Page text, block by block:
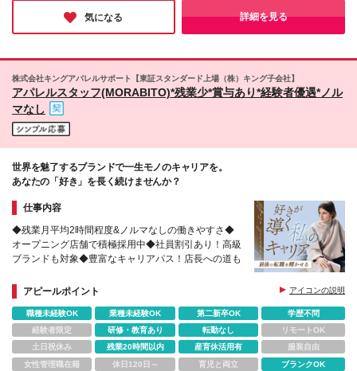
応じます。 〈本社〉 〒150-0021 東京都渋⾕区東3-
入する今からスタートしたら、ブランドやお店と共に自分自身も
大きく成長していけそうだと感じました。
気になる 詳細を見る
株式会社キングアパレルサポート【東証スタンダード上場（株）キング子会社】
アパレルスタッフ(MORABITO)*残業少*賞与あり*経験者優遇*ノル
マなし
世界を魅了するブランドで一生モノのキャリアを。
あなたの「好き」を長く続けませんか？
仕事内容
◆残業月平均2時間程度&ノルマなしの働きやすさ◆
オープニング店舗で積極採用中◆社員割引あり！高級
ブランドも対象◆豊富なキャリアパス！店長への道も
アピールポイント アイコンの説明
職種未経験OK 業種未経験OK 第二新卒OK
学歴不問
経験者限定
研修・教育あり 転勤なし
リモートOK
土日祝休み
残業20時間以内 産育休活用有
服装自由
女性管理職在籍
休日120日～ 育児と両立
ブランクOK